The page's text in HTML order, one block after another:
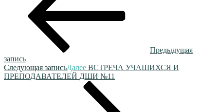
Предыдущая
запись
Следующая записьДалее ВСТРЕЧА УЧАЩИХСЯ И
ПРЕПОДАВАТЕЛЕЙ ДШИ №11